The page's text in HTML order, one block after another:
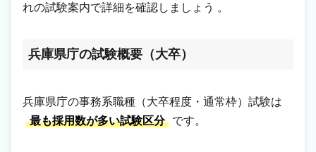
れの試験案内で詳細を確認しましょう 。
兵庫県庁の試験概要（大卒）
兵庫県庁の事務系職種（大卒程度・通常枠）試験は
最も採用数が多い試験区分
です。